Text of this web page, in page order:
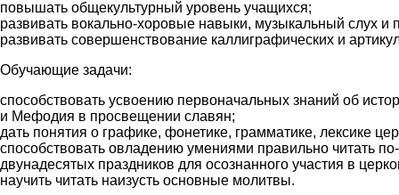
повышать общекультурный уровень учащихся;
развивать вокально-хоровые навыки, музыкальный слух и
развивать совершенствование каллиграфических и
Обучающие задачи:
способствовать усвоению первоначальных знаний об
и Мефодия в просвещении славян;
дать понятия о графике, фонетике, грамматике, лексике
способствовать овладению умениями правильно читать
двунадесятых праздников для осознанного участия в
научить читать наизусть основные молитвы.